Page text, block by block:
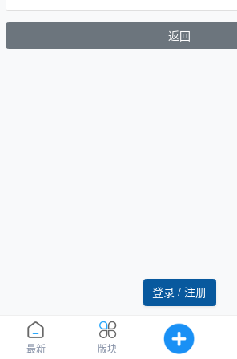
最新 版块
登录 / 注册
返回